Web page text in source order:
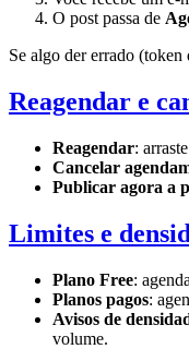
O post passa de
Se algo der errado
Reagendar e
Reagendar:
Cancelar
Publicar agora a
Limites e
Plano Free:
Planos pagos:
Avisos de
volume.